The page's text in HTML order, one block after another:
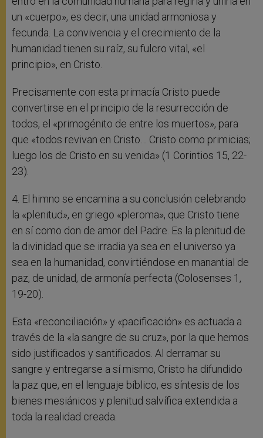
un «cuerpo», es decir, una unidad armoniosa y
fecunda. La convivencia y el crecimiento de la
humanidad tienen su raíz, su fulcro vital, «el
principio», en Cristo.
Precisamente con esta primacía Cristo puede
convertirse en el principio de la resurrección de
todos, el «primogénito de entre los muertos», para
que «todos revivan en Cristo… Cristo como primicias;
luego los de Cristo en su venida» (1 Corintios 15, 22-
23).
4. El himno se encamina a su conclusión celebrando
la «plenitud», en griego «pleroma», que Cristo tiene
en sí como don de amor del Padre. Es la plenitud de
la divinidad que se irradia ya sea en el universo ya
sea en la humanidad, convirtiéndose en manantial de
paz, de unidad, de armonía perfecta (Colosenses 1,
19-20).
Esta «reconciliación» y «pacificación» es actuada a
través de la «la sangre de su cruz», por la que hemos
sido justificados y santificados. Al derramar su
sangre y entregarse a sí mismo, Cristo ha difundido
la paz que, en el lenguaje bíblico, es síntesis de los
bienes mesiánicos y plenitud salvífica extendida a
toda la realidad creada.